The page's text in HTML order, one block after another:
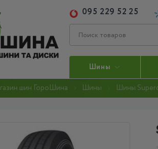
095 229 52 25
Шины
шин ГороШина Шины Шины